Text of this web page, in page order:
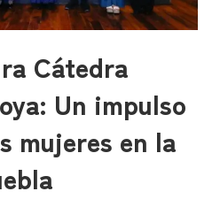
Cátedra
Un impulso
mujeres en la